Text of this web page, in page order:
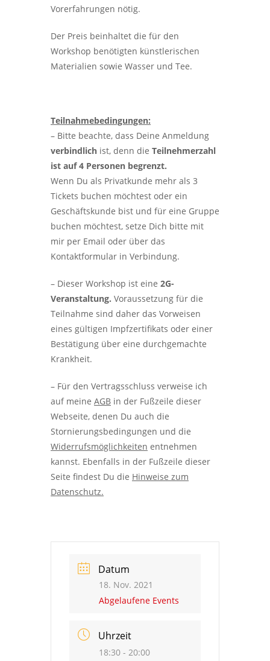
Vorerfahrungen nötig.
Der Preis beinhaltet die für den
Workshop benötigten künstlerischen
Materialien sowie Wasser und Tee.
Teilnahmebedingungen:
– Bitte beachte, dass Deine Anmeldung
verbindlich ist, denn die Teilnehmerzahl
ist auf 4 Personen begrenzt.
Wenn Du als Privatkunde mehr als 3
Tickets buchen möchtest oder ein
Geschäftskunde bist und für eine Gruppe
buchen möchtest, setze Dich bitte mit
mir per Email oder über das
Kontaktformular in Verbindung.
– Dieser Workshop ist eine 2G-
Veranstaltung. Voraussetzung für die
Teilnahme sind daher das Vorweisen
eines gültigen Impfzertifikats oder einer
Bestätigung über eine durchgemachte
Krankheit.
– Für den Vertragsschluss verweise ich
auf meine AGB in der Fußzeile dieser
Webseite, denen Du auch die
Stornierungsbedingungen und die
Widerrufsmöglichkeiten entnehmen
kannst. Ebenfalls in der Fußzeile dieser
Seite findest Du die Hinweise zum
Datenschutz.
Datum
18. Nov. 2021
Abgelaufene Events
Uhrzeit
18:30 - 20:00